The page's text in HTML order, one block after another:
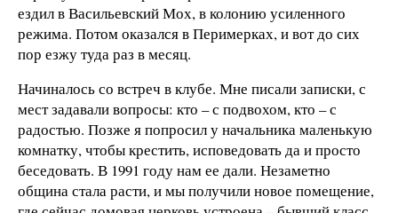
ездил в Васильевский Мох, в колонию усиленного
режима. Потом оказался в Перимерках, и вот до сих
пор езжу туда раз в месяц.
Начиналось со встреч в клубе. Мне писали записки, с
мест задавали вопросы: кто – с подвохом, кто – с
радостью. Позже я попросил у начальника маленькую
комнатку, чтобы крестить, исповедовать да и просто
беседовать. В 1991 году нам ее дали. Незаметно
община стала расти, и мы получили новое помещение,